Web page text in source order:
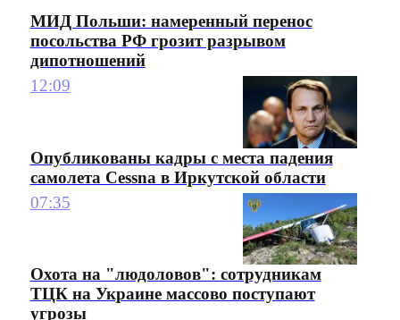
МИД Польши: намеренный перенос
посольства РФ грозит разрывом
дипотношений
12:09
Опубликованы кадры с места падения
самолета Cessna в Иркутской области
07:35
Охота на "людоловов": сотрудникам
ТЦК на Украине массово поступают
угрозы